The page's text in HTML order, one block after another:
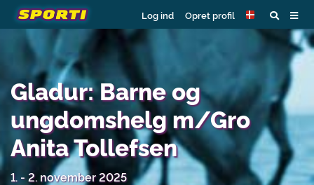
Log ind Opret profil
Gladur: Barne og
ungdomshelg m/Gro
Anita Tollefsen
1. - 2. november 2025